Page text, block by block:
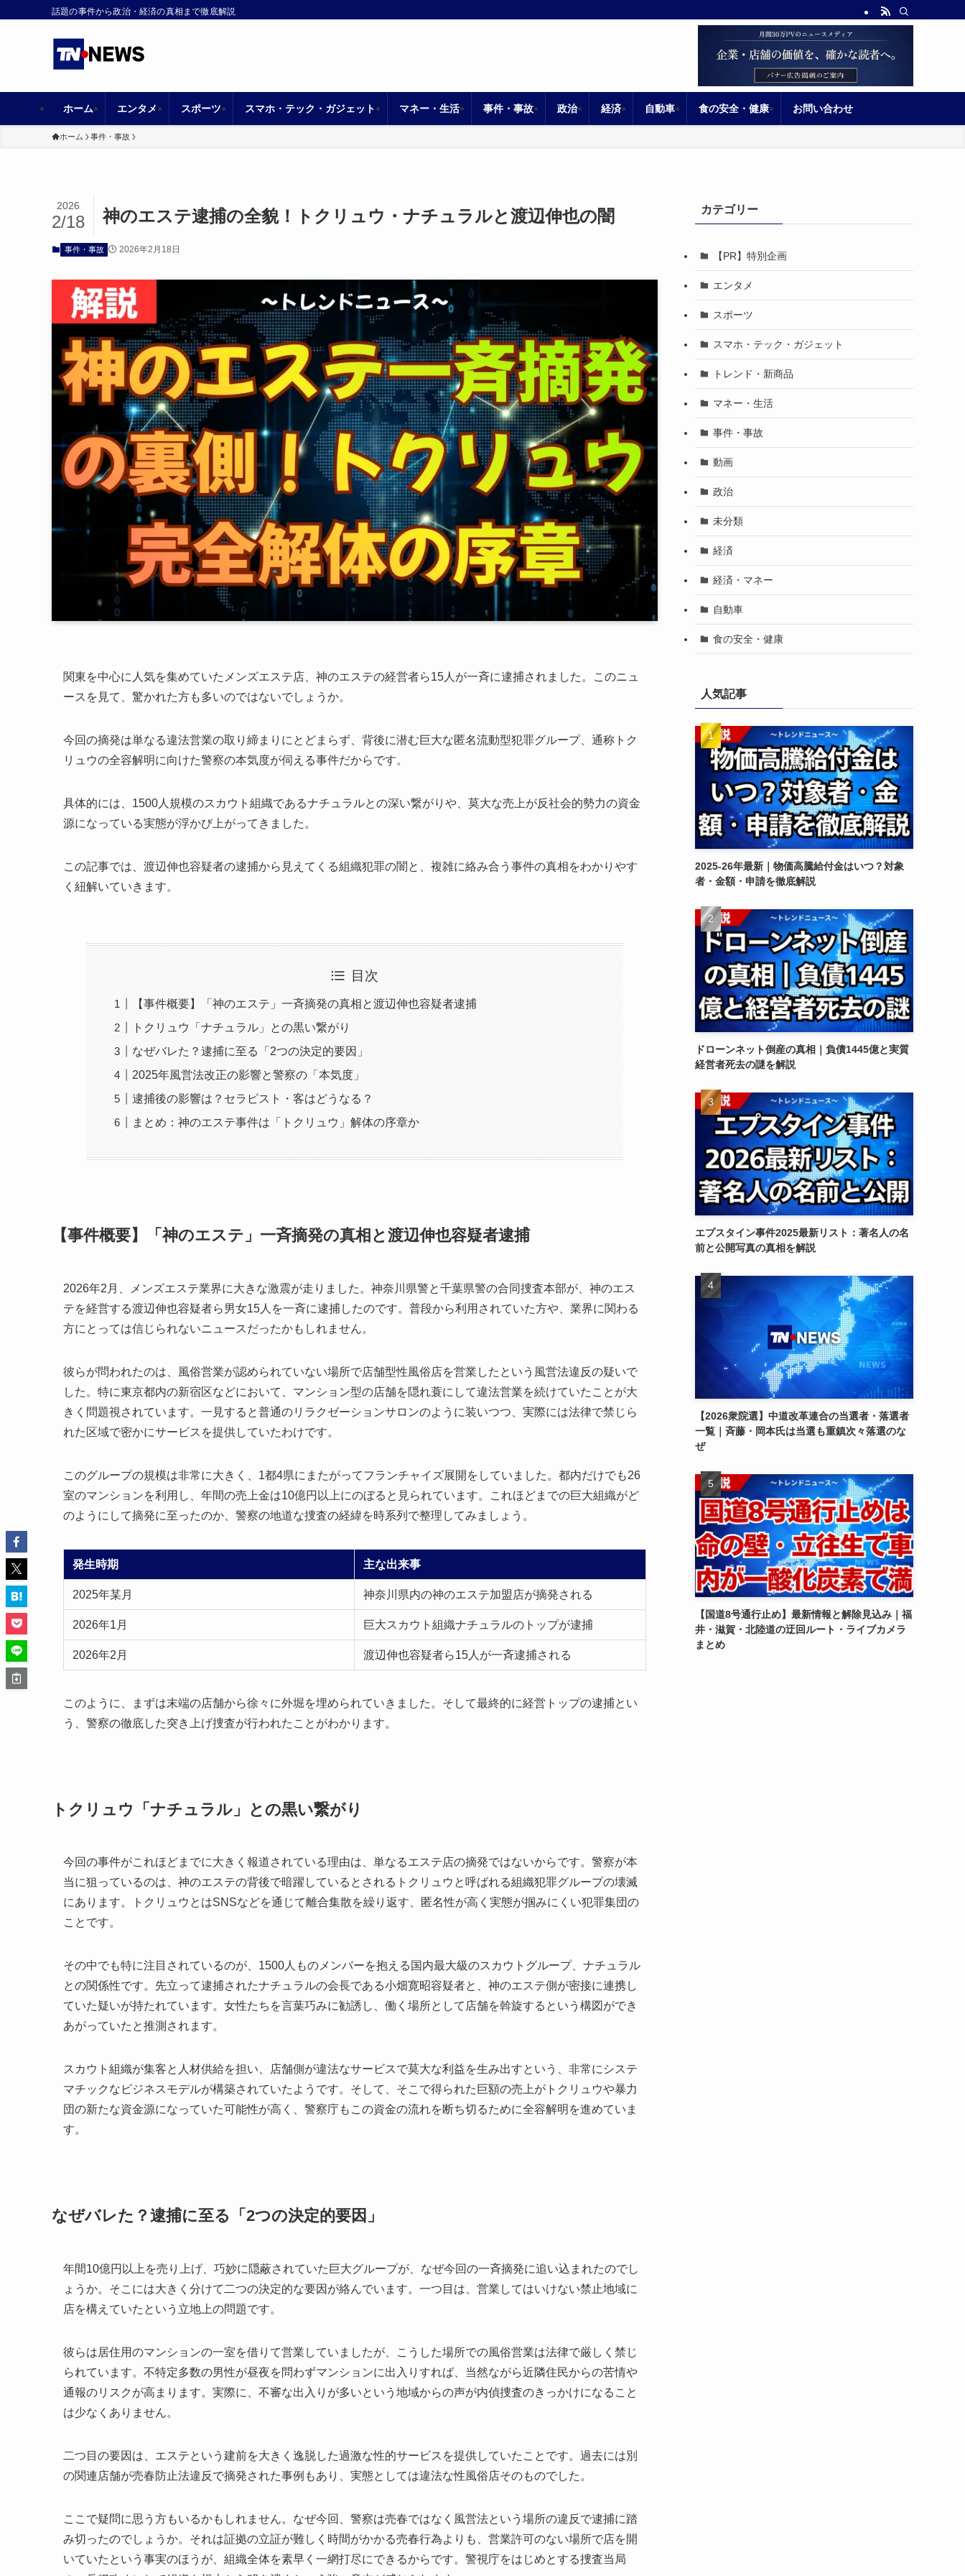
話題の事件から政治・経済の真相まで徹底解説
ホーム エンタメ スポーツ スマホ・テック・ガジェット マネー・生活 事件・事故 政治 経済 自動車 食の安全・健康 お問い合わせ
ホーム 事件・事故
神のエステ逮捕の全貌！トクリュウ・ナチュラルと渡辺伸也の闇
2026
2/18
事件・事故 2026年2月18日
関東を中心に人気を集めていたメンズエステ店、神のエステの経営者ら15人が一斉に逮捕されました。このニュ
ースを見て、驚かれた方も多いのではないでしょうか。
今回の摘発は単なる違法営業の取り締まりにとどまらず、背後に潜む巨大な匿名流動型犯罪グループ、通称トク
リュウの全容解明に向けた警察の本気度が伺える事件だからです。
具体的には、1500人規模のスカウト組織であるナチュラルとの深い繋がりや、莫大な売上が反社会的勢力の資金
源になっている実態が浮かび上がってきました。
この記事では、渡辺伸也容疑者の逮捕から見えてくる組織犯罪の闇と、複雑に絡み合う事件の真相をわかりやす
く紐解いていきます。
目次
【事件概要】「神のエステ」一斉摘発の真相と渡辺伸也容疑者逮捕
トクリュウ「ナチュラル」との黒い繋がり
なぜバレた？逮捕に至る「2つの決定的要因」
2025年風営法改正の影響と警察の「本気度」
逮捕後の影響は？セラピスト・客はどうなる？
まとめ：神のエステ事件は「トクリュウ」解体の序章か
【事件概要】「神のエステ」一斉摘発の真相と渡辺伸也容疑者逮捕
2026年2月、メンズエステ業界に大きな激震が走りました。神奈川県警と千葉県警の合同捜査本部が、神のエス
テを経営する渡辺伸也容疑者ら男女15人を一斉に逮捕したのです。普段から利用されていた方や、業界に関わる
方にとっては信じられないニュースだったかもしれません。
彼らが問われたのは、風俗営業が認められていない場所で店舗型性風俗店を営業したという風営法違反の疑いで
した。特に東京都内の新宿区などにおいて、マンション型の店舗を隠れ蓑にして違法営業を続けていたことが大
きく問題視されています。一見すると普通のリラクゼーションサロンのように装いつつ、実際には法律で禁じら
れた区域で密かにサービスを提供していたわけです。
このグループの規模は非常に大きく、1都4県にまたがってフランチャイズ展開をしていました。都内だけでも26
室のマンションを利用し、年間の売上金は10億円以上にのぼると見られています。これほどまでの巨大組織がど
のようにして摘発に至ったのか、警察の地道な捜査の経緯を時系列で整理してみましょう。
発生時期 主な出来事
2025年某月 神奈川県内の神のエステ加盟店が摘発される
2026年1月 巨大スカウト組織ナチュラルのトップが逮捕
2026年2月 渡辺伸也容疑者ら15人が一斉逮捕される
このように、まずは末端の店舗から徐々に外堀を埋められていきました。そして最終的に経営トップの逮捕とい
う、警察の徹底した突き上げ捜査が行われたことがわかります。
トクリュウ「ナチュラル」との黒い繋がり
今回の事件がこれほどまでに大きく報道されている理由は、単なるエステ店の摘発ではないからです。警察が本
当に狙っているのは、神のエステの背後で暗躍しているとされるトクリュウと呼ばれる組織犯罪グループの壊滅
にあります。トクリュウとはSNSなどを通じて離合集散を繰り返す、匿名性が高く実態が掴みにくい犯罪集団の
ことです。
その中でも特に注目されているのが、1500人ものメンバーを抱える国内最大級のスカウトグループ、ナチュラル
との関係性です。先立って逮捕されたナチュラルの会長である小畑寛昭容疑者と、神のエステ側が密接に連携し
ていた疑いが持たれています。女性たちを言葉巧みに勧誘し、働く場所として店舗を斡旋するという構図ができ
あがっていたと推測されます。
スカウト組織が集客と人材供給を担い、店舗側が違法なサービスで莫大な利益を生み出すという、非常にシステ
マチックなビジネスモデルが構築されていたようです。そして、そこで得られた巨額の売上がトクリュウや暴力
団の新たな資金源になっていた可能性が高く、警察庁もこの資金の流れを断ち切るために全容解明を進めていま
す。
なぜバレた？逮捕に至る「2つの決定的要因」
年間10億円以上を売り上げ、巧妙に隠蔽されていた巨大グループが、なぜ今回の一斉摘発に追い込まれたのでし
ょうか。そこには大きく分けて二つの決定的な要因が絡んでいます。一つ目は、営業してはいけない禁止地域に
店を構えていたという立地上の問題です。
彼らは居住用のマンションの一室を借りて営業していましたが、こうした場所での風俗営業は法律で厳しく禁じ
られています。不特定多数の男性が昼夜を問わずマンションに出入りすれば、当然ながら近隣住民からの苦情や
通報のリスクが高まります。実際に、不審な出入りが多いという地域からの声が内偵捜査のきっかけになること
は少なくありません。
二つ目の要因は、エステという建前を大きく逸脱した過激な性的サービスを提供していたことです。過去には別
の関連店舗が売春防止法違反で摘発された事例もあり、実態としては違法な性風俗店そのものでした。
ここで疑問に思う方もいるかもしれません。なぜ今回、警察は売春ではなく風営法という場所の違反で逮捕に踏
み切ったのでしょうか。それは証拠の立証が難しく時間がかかる売春行為よりも、営業許可のない場所で店を開
いていたという事実のほうが、組織全体を素早く一網打尽にできるからです。警視庁をはじめとする捜査当局
カテゴリー
【PR】特別企画
エンタメ
スポーツ
スマホ・テック・ガジェット
トレンド・新商品
マネー・生活
事件・事故
動画
政治
未分類
経済
経済・マネー
自動車
食の安全・健康
人気記事
2025-26年最新｜物価高騰給付金はいつ？対象
者・金額・申請を徹底解説
ドローンネット倒産の真相｜負債1445億と実質
経営者死去の謎を解説
エプスタイン事件2025最新リスト：著名人の名
前と公開写真の真相を解説
【2026衆院選】中道改革連合の当選者・落選者
一覧｜斉藤・岡本氏は当選も重鎮次々落選のな
ぜ
【国道8号通行止め】最新情報と解除見込み｜福
井・滋賀・北陸道の迂回ルート・ライブカメラ
まとめ